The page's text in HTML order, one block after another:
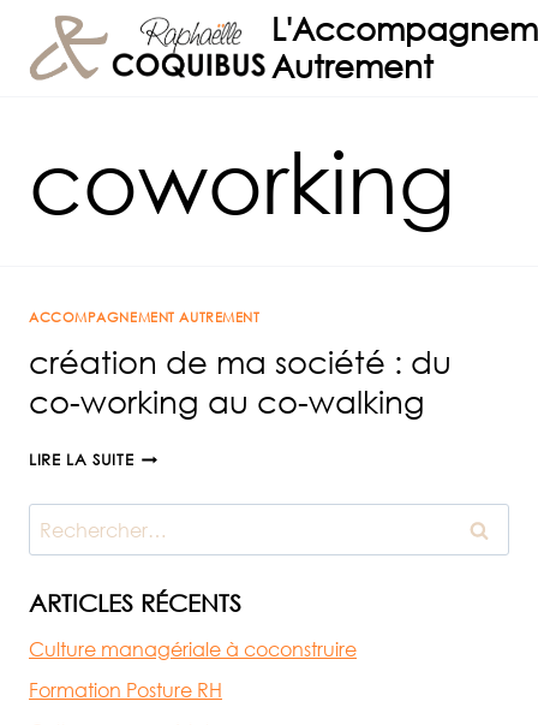
contenu
Autrement
coworking
ACCOMPAGNEMENT AUTREMENT
création de ma société : du
co-working au co-walking
LIRE LA SUITECRÉATION
MA
SOCIÉTÉ
DU
WORKING
CO-
Rechercher :
ARTICLES RÉCENTS
Culture managériale à coconstruire
Formation Posture RH